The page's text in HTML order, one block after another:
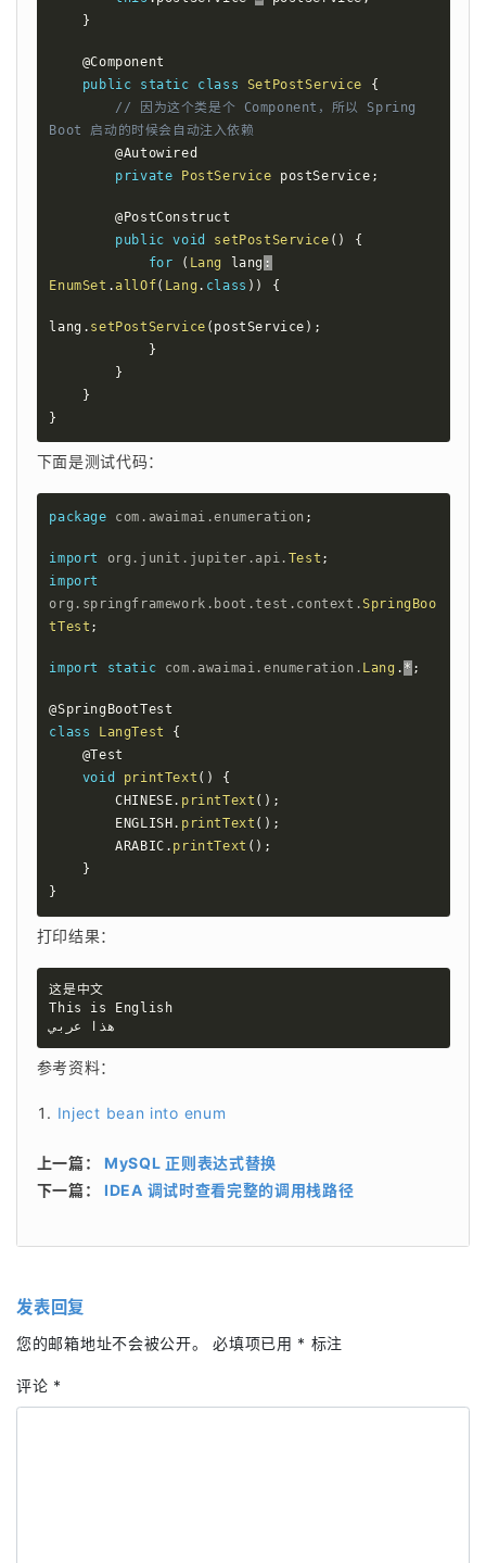
}
@Component
public
static class SetPostService
{
// 因为这个类是个 Component，所以 Spring
Boot 启动的时候会自动注入依赖
@Autowired
private
PostService postService ;
@PostConstruct
public void setPostService ( )
{
for
( Lang lang :
EnumSet .allOf( Lang . class ) ) {
lang . setPostService ( postService ) ;
}
}
}
}
下面是测试代码：
package com . awaimai .enumeration ;
import org . junit . jupiter . api . Test ;
import
org . springframework . boot .test . context .SpringBoo
tTest ;
import static com . awaimai . enumeration . Lang . * ;
@SpringBootTest
class
LangTest
{
@Test
void
printText ( )
{
        CHINESE
. printText ( ) ;
        ENGLISH
. printText ( ) ;
        ARABIC
. printText ( ) ;
}
}
打印结果：
这是中文
This is English
هذا عربي
参考资料：
Inject bean into enum
上一篇： MySQL 正则表达式替换
下一篇： IDEA 调试时查看完整的调用栈路径
发表回复
您的邮箱地址不会被公开。 必填项已用 * 标注
评论 *